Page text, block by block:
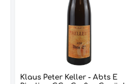
Klaus Peter Keller - Abts E